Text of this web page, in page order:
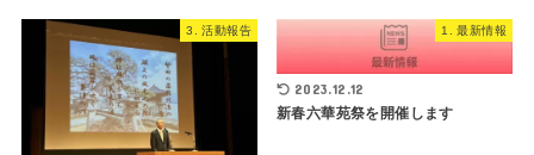
3. 活動報告 1. 最新情報
2023.12.12
新春六華苑祭を開催します